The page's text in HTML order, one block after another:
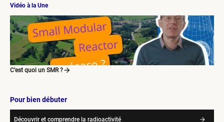
Vidéo à la Une
C’est quoi un SMR ?
Pour bien débuter
Découvrir et comprendre la radioactivité